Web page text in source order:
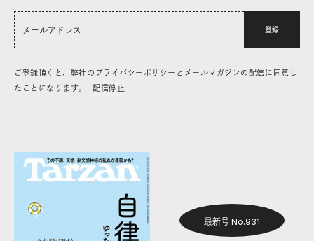
登録
ご登録頂くと、弊社のプライバシーポリシーとメールマガジンの配信に同意し
たことになります。
配信停止
最新号 No.931